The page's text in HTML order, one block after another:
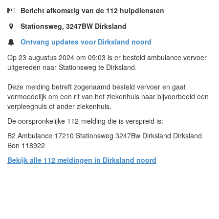
Bericht afkomstig van de 112 hulpdiensten
Stationsweg, 3247BW Dirksland
Ontvang updates voor Dirksland noord
Op 23 augustus 2024 om 09:03 is er besteld ambulance vervoer
uitgereden naar Stationsweg te Dirksland.
Deze melding betreft zogenaamd besteld vervoer en gaat
vermoedelijk om een rit van het ziekenhuis naar bijvoorbeeld een
verpleeghuis of ander ziekenhuis.
De oorspronkelijke 112-melding die is verspreid is:
B2 Ambulance 17210 Stationsweg 3247Bw Dirksland Dirksland
Bon 118922
Bekijk alle 112 meldingen in Dirksland noord